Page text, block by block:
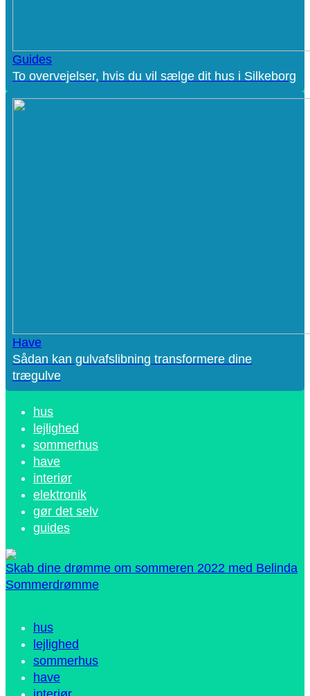
Guides
To overvejelser, hvis du vil sælge dit hus i Silkeborg
Have
Sådan kan gulvafslibning transformere dine
trægulve
hus
lejlighed
sommerhus
have
interiør
elektronik
gør det selv
guides
Skab dine drømme om sommeren 2022 med Belinda
Sommerdrømme
hus
lejlighed
sommerhus
have